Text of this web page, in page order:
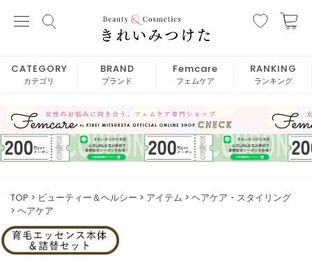
CATEGORY
カテゴリ
BRAND
ブランド
Femcare
フェムケア
RANKING
ランキング
TOP ビューティー＆ヘルシー アイテム
ヘアケア・スタイリング
ヘアケア